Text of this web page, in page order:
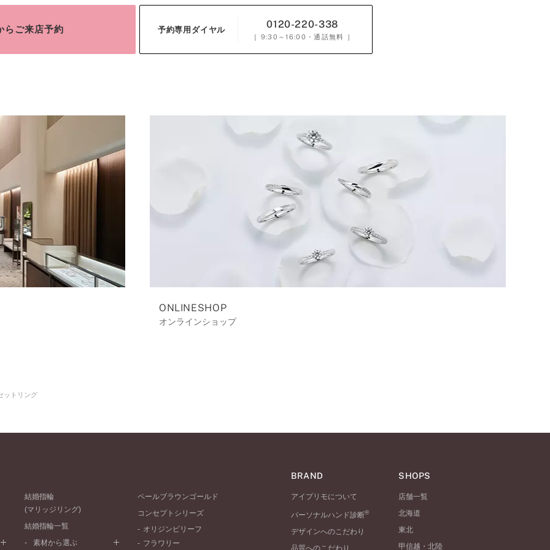
らご来店予約 予約専用ダイヤル 0120-220-338
［ 9:30～16:00 ・通話無料 ］
ONLINESHOP
オンラインショップ
ットリング
結婚指輪
(マリッジリング)
結婚指輪一覧
素材から選ぶ
ペールブラウンゴールド
コンセプトシリーズ
オリジンビリーフ
フラワリー
BRAND
アイプリモについて
パーソナルハンド診断®
デザインへのこだわり
品質へのこだわり
SHOPS
店舗一覧
北海道
東北
甲信越・北陸